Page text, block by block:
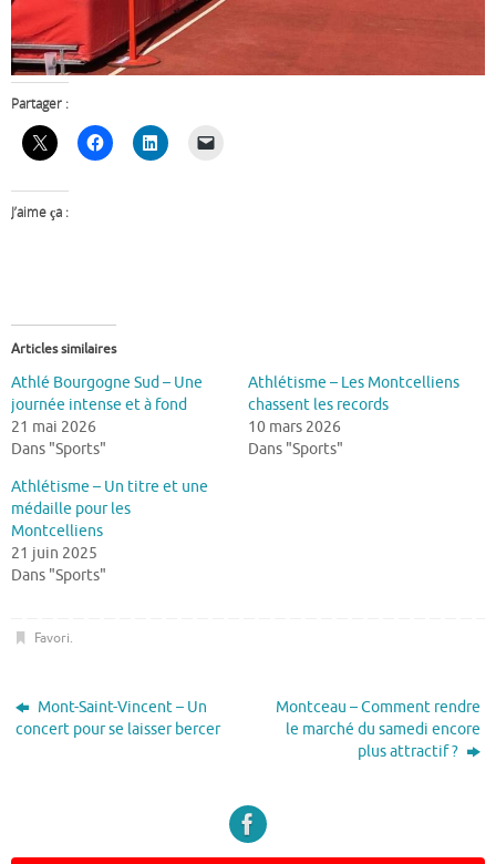
Partager :
J’aime ça :
Articles similaires
Athlé Bourgogne Sud – Une
journée intense et à fond
21 mai 2026
Dans "Sports"
Athlétisme – Les Montcelliens
chassent les records
10 mars 2026
Dans "Sports"
Athlétisme – Un titre et une
médaille pour les
Montcelliens
21 juin 2025
Dans "Sports"
Favori.
Mont-Saint-Vincent – Un
concert pour se laisser bercer
Montceau – Comment rendre
le marché du samedi encore
plus attractif ?